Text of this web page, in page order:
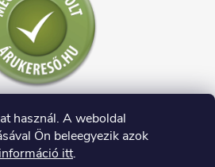
használ. A weboldal
Ön beleegyezik azok
itt.